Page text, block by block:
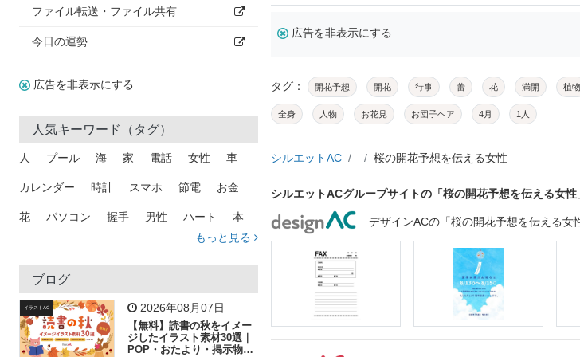
ファイル転送・ファイル共有
今日の運勢
広告を非表示にする
人気キーワード（タグ）
人 プール 海 家 電話 女性 車
カレンダー 時計 スマホ 節電 お金
花 パソコン 握手 男性 ハート 本
トラック 木
吹き出し
飛行機 グラフ ビル 魚 家族 書類
歩く 工場 会社 太陽 キラキラ
もっと見る
ブログ
イラストAC 2026年08月07日
【無料】読書の秋をイメー
ジしたイラスト素材30選｜
POP・おたより・掲示物に
広告を非表示にする
タグ： 開花予想 開花 行事 蕾 花 満開 植物
全身 人物 お花見 お団子ヘア 4月 1人
シルエットAC 桜の開花予想を伝える女性
シルエットACグループサイトの「桜の開花予想を伝える女
デザインACの「桜の開花予想を伝える女